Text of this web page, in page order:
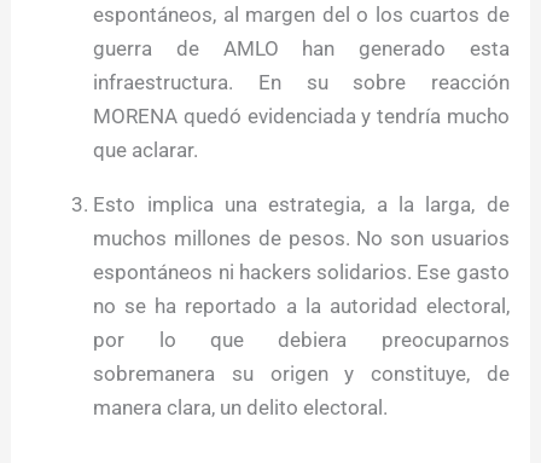
espontáneos, al margen del o los cuartos de
guerra de AMLO han generado esta
infraestructura. En su sobre reacción
MORENA quedó evidenciada y tendría mucho
que aclarar.
Esto implica una estrategia, a la larga, de
muchos millones de pesos. No son usuarios
espontáneos ni hackers solidarios. Ese gasto
no se ha reportado a la autoridad electoral,
por lo que debiera preocuparnos
sobremanera su origen y constituye, de
manera clara, un delito electoral.